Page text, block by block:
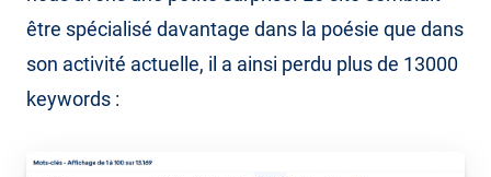
être spécialisé davantage dans la poésie que dans
son activité actuelle, il a ainsi perdu plus de 13000
keywords :